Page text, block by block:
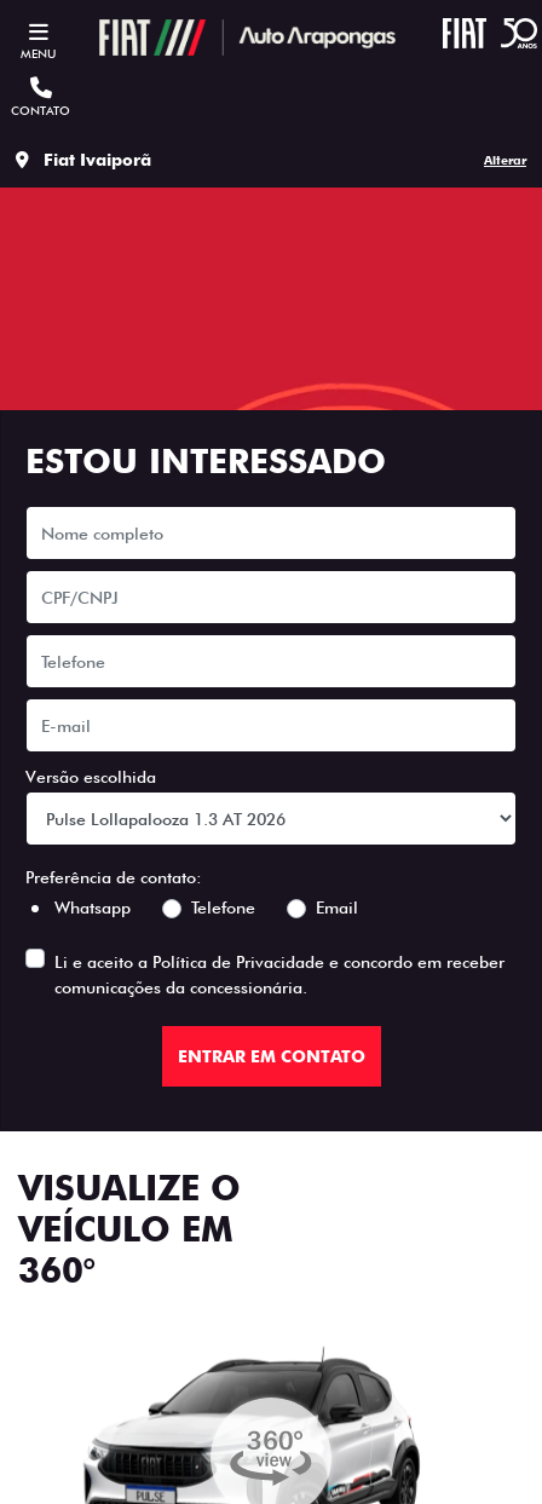
MENU
CONTATO
Fiat Ivaiporã Alterar
ESTOU INTERESSADO
Versão escolhida
Preferência de contato:
Whatsapp
Telefone Email
Li e aceito a Política de Privacidade e concordo em receber
comunicações da concessionária.
ENTRAR EM CONTATO
VISUALIZE O
VEÍCULO EM
360°